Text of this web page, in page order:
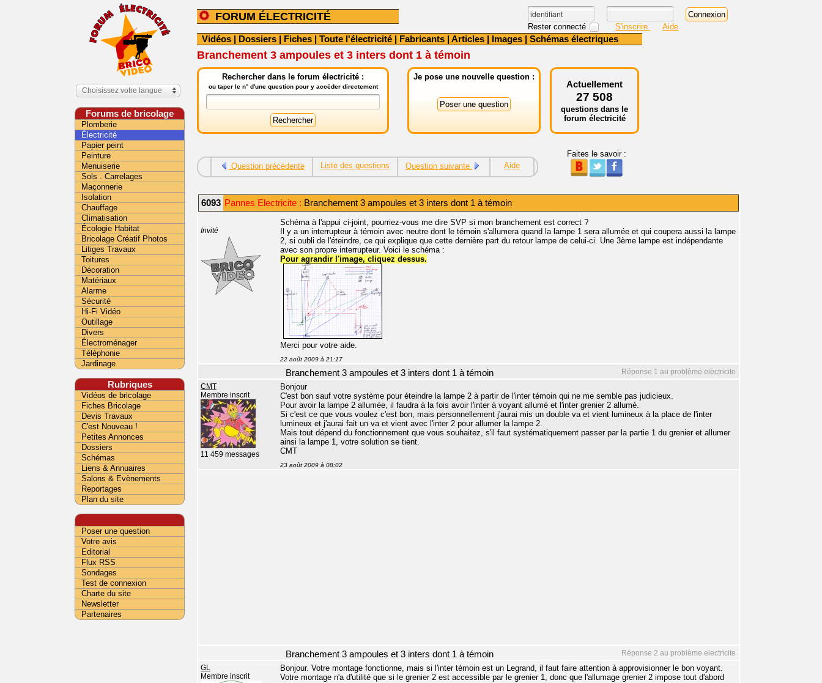
FORUM ÉLECTRICITÉ
Rester connecté S'inscrire Aide
Vidéos | Dossiers | Fiches | Toute l'électricité | Fabricants | Articles | Images | Schémas électriques
Branchement 3 ampoules et 3 inters dont 1 à témoin
Rechercher dans le forum électricité :
ou taper le n° d'une question pour y accéder directement
Je pose une nouvelle question :
Actuellement
27 508
questions dans le
forum électricité
Question précédente Liste des questions Question suivante Aide
Faites le savoir :
6093 Pannes Electricite : Branchement 3 ampoules et 3 inters dont 1 à témoin
Invité
Schéma à l'appui ci-joint, pourriez-vous me dire SVP si mon branchement est correct ?
Il y a un interrupteur à témoin avec neutre dont le témoin s'allumera quand la lampe 1 sera allumée et qui coupera aussi la lampe
2, si oubli de l'éteindre, ce qui explique que cette dernière part du retour lampe de celui-ci. Une 3ème lampe est indépendante
avec son propre interrupteur. Voici le schéma :
Pour agrandir l'image, cliquez dessus.
Merci pour votre aide.
22 août 2009 à 21:17
Réponse 1 au problème electricite
Branchement 3 ampoules et 3 inters dont 1 à témoin
CMT
Membre inscrit
11 459 messages
Bonjour
C'est bon sauf votre système pour éteindre la lampe 2 à partir de l'inter témoin qui ne me semble pas judicieux.
Pour avoir la lampe 2 allumée, il faudra à la fois avoir l'inter à voyant allumé et l'inter grenier 2 allumé.
Si c'est ce que vous voulez c'est bon, mais personnellement j'aurai mis un double va et vient lumineux à la place de l'inter
lumineux et j'aurai fait un va et vient avec l'inter 2 pour allumer la lampe 2.
Mais tout dépend du fonctionnement que vous souhaitez, s'il faut systématiquement passer par la partie 1 du grenier et allumer
ainsi la lampe 1, votre solution se tient.
CMT
23 août 2009 à 08:02
Réponse 2 au problème electricite
Branchement 3 ampoules et 3 inters dont 1 à témoin
GL
Membre inscrit
Bonjour. Votre montage fonctionne, mais si l'inter témoin est un Legrand, il faut faire attention à approvisionner le bon voyant.
Votre montage n'a d'utilité que si le grenier 2 est accessible par le grenier 1, donc que l'allumage grenier 2 impose tout d'abord
Choisissez votre langue
Forums de bricolage
Plomberie
Électricité
Papier peint
Peinture
Menuiserie
Sols . Carrelages
Maçonnerie
Isolation
Chauffage
Climatisation
Écologie Habitat
Bricolage Créatif Photos
Litiges Travaux
Toitures
Décoration
Matériaux
Alarme
Sécurité
Hi-Fi Vidéo
Outillage
Divers
Électroménager
Téléphonie
Jardinage
Rubriques
Vidéos de bricolage
Fiches Bricolage
Devis Travaux
C'est Nouveau !
Petites Annonces
Dossiers
Schémas
Liens & Annuaires
Salons & Evènements
Reportages
Plan du site
Poser une question
Votre avis
Editorial
Flux RSS
Sondages
Test de connexion
Charte du site
Newsletter
Partenaires